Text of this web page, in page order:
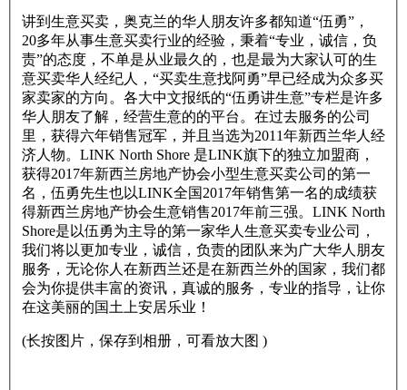
讲到生意买卖，奥克兰的华人朋友许多都知道“伍勇”，
20多年从事生意买卖行业的经验，秉着“专业，诚信，负
责”的态度，不单是从业最久的，也是最为大家认可的生
意买卖华人经纪人，“买卖生意找阿勇”早已经成为众多买
家卖家的方向。各大中文报纸的“伍勇讲生意”专栏是许多
华人朋友了解，经营生意的的平台。在过去服务的公司
里，获得六年销售冠军，并且当选为2011年新西兰华人经
济人物。LINK North Shore 是LINK旗下的独立加盟商，
获得2017年新西兰房地产协会小型生意买卖公司的第一
名，伍勇先生也以LINK全国2017年销售第一名的成绩获
得新西兰房地产协会生意销售2017年前三强。LINK North
Shore是以伍勇为主导的第一家华人生意买卖专业公司，
我们将以更加专业，诚信，负责的团队来为广大华人朋友
服务，无论你人在新西兰还是在新西兰外的国家，我们都
会为你提供丰富的资讯，真诚的服务，专业的指导，让你
在这美丽的国土上安居乐业！
(长按图片，保存到相册，可看放大图 )